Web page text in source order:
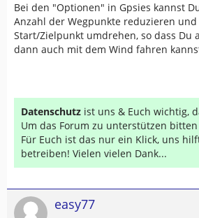
Bei den "Optionen" in Gpsies kannst
Anzahl der Wegpunkte reduzieren
Start/Zielpunkt umdrehen, so dass Du
dann auch mit dem Wind fahren
Datenschutz ist uns & Euch wichtig,
Um das Forum zu unterstützen
Für Euch ist das nur ein Klick, uns
betreiben! Vielen vielen Dank...
easy77